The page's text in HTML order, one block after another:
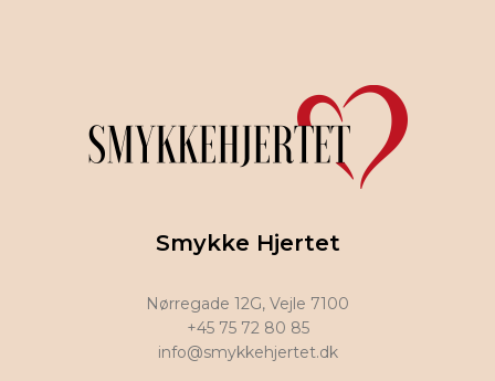
Smykke Hjertet
Nørregade 12G, Vejle 7100
+45 75 72 80 85
info@smykkehjertet.dk